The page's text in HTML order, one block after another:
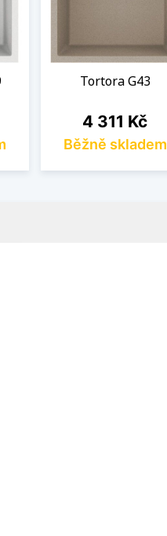
Tortora G43
Cena
4 311 Kč
Běžně skladem